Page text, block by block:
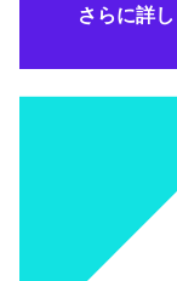
さらに詳し